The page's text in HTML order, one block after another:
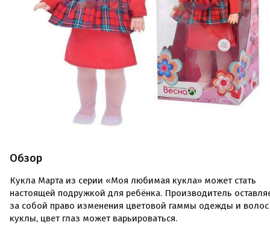
Обзор
Кукла Марта из серии «Моя любимая кукла» может стать
настоящей подружкой для ребёнка. Производитель
за собой право изменения цветовой гаммы одежды и волос
куклы, цвет глаз может варьироваться.